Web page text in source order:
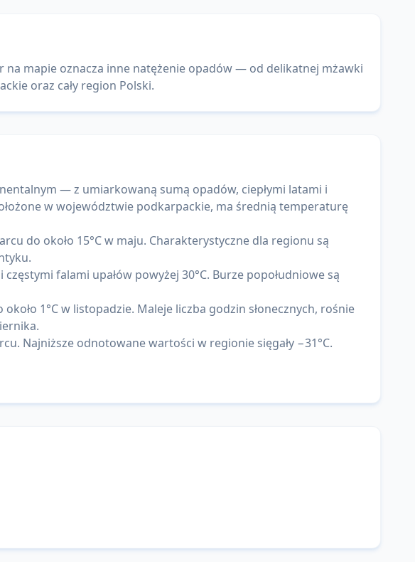
na mapie oznacza inne natężenie opadów — od delikatnej mżawki
oraz cały region Polski.
— z umiarkowaną sumą opadów, ciepłymi latami i
w województwie podkarpackie, ma średnią temperaturę
do około 15°C w maju. Charakterystyczne dla regionu są
falami upałów powyżej 30°C. Burze popołudniowe są
1°C w listopadzie. Maleje liczba godzin słonecznych, rośnie
Najniższe odnotowane wartości w regionie sięgały −31°C.